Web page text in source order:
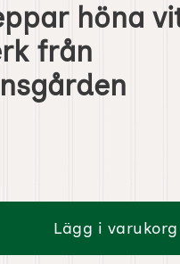
höna
från
Salt & Peppar
Lägg i varukorg